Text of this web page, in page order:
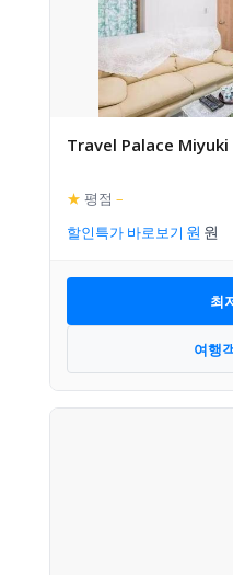
Travel Palace Miyuki
★ 평점 –
할인특가 바로보기
최
여행